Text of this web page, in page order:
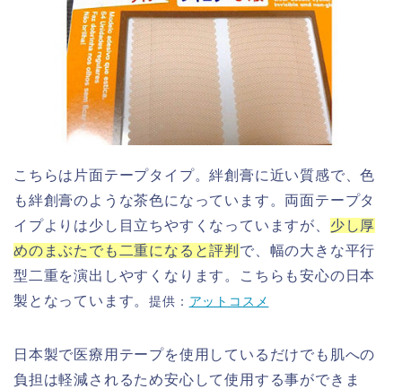
こちらは片面テープタイプ。絆創膏に近い質感で、色
も絆創膏のような茶色になっています。両面テープタ
イプよりは少し目立ちやすくなっていますが、 少し厚
めのまぶたでも二重になると評判 で、幅の大きな平行
型二重を演出しやすくなります。こちらも安心の日本
製となっています。提供： アットコスメ
日本製で医療用テープを使用しているだけでも肌への
負担は軽減されるため安心して使用する事ができま